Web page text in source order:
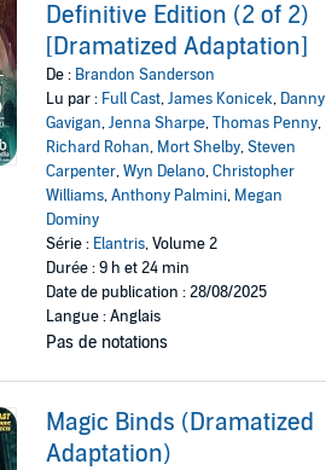
Definitive Edition (2 of 2)
[Dramatized Adaptation]
De : Brandon Sanderson
Lu par : Full Cast,James Konicek, Danny
Gavigan,Jenna Sharpe,Thomas Penny,
Richard Rohan, Mort Shelby,Steven
Carpenter,Wyn Delano,Christopher
Williams,Anthony Palmini, Megan
Dominy
Série : Elantris, Volume 2
Durée : 9 h et 24 min
Date de publication : 28/08/2025
Langue : Anglais
Pas de notations
Magic Binds (Dramatized
Adaptation)